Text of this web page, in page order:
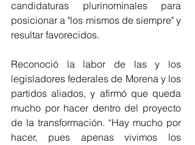
candidaturas plurinominales para
posicionar a "los mismos de siempre" y
resultar favorecidos.
Reconoció la labor de las y los
legisladores federales de Morena y los
partidos aliados, y afirmó que queda
mucho por hacer dentro del proyecto
de la transformación. “Hay mucho por
hacer, pues apenas vivimos los